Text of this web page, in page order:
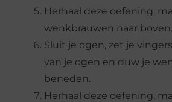
Herhaal deze oefening,
wenkbrauwen naar boven.
Sluit je ogen, zet je
van je ogen en duw je
beneden.
Herhaal deze oefening,